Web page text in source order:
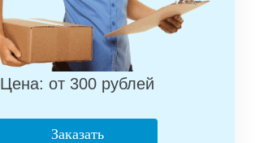
Цена: от 300 рублей
Заказать